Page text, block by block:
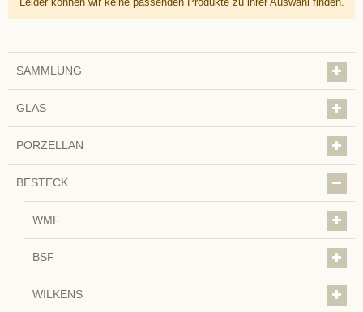
SAMMLUNG
GLAS
PORZELLAN
BESTECK
WMF
BSF
WILKENS